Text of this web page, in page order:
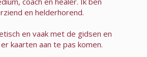
en helderhorend.
en vaak met de gidsen en
kaarten aan te pas komen.